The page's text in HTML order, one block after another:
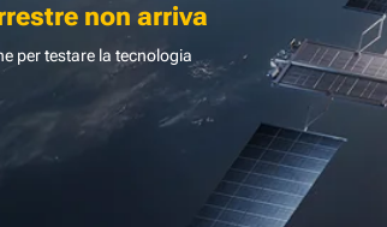
non arriva
per testare la tecnologia